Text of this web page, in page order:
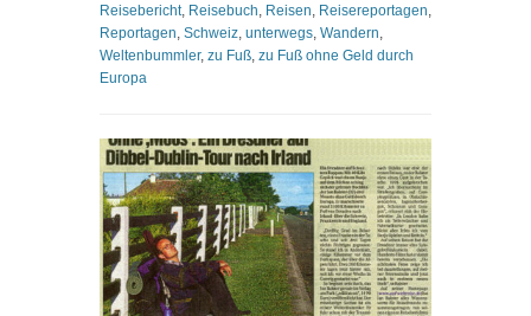
Reisebericht, Reisebuch Reisen Reisereportagen
Reportagen Schweiz unterwegs Wandern
Weltenbummler, zu Fuß zu Fuß ohne Geld durch
Europa